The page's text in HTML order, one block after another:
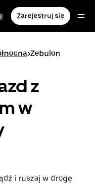
Zarejestruj się
>Zebulon
z
w
i ruszaj w drogę